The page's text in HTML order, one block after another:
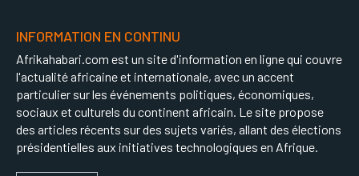
INFORMATION EN CONTINU
Afrikahabari.com est un site d'information en ligne qui couvre
l'actualité africaine et internationale, avec un accent
particulier sur les événements politiques, économiques,
sociaux et culturels du continent africain. Le site propose
des articles récents sur des sujets variés, allant des élections
présidentielles aux initiatives technologiques en Afrique.